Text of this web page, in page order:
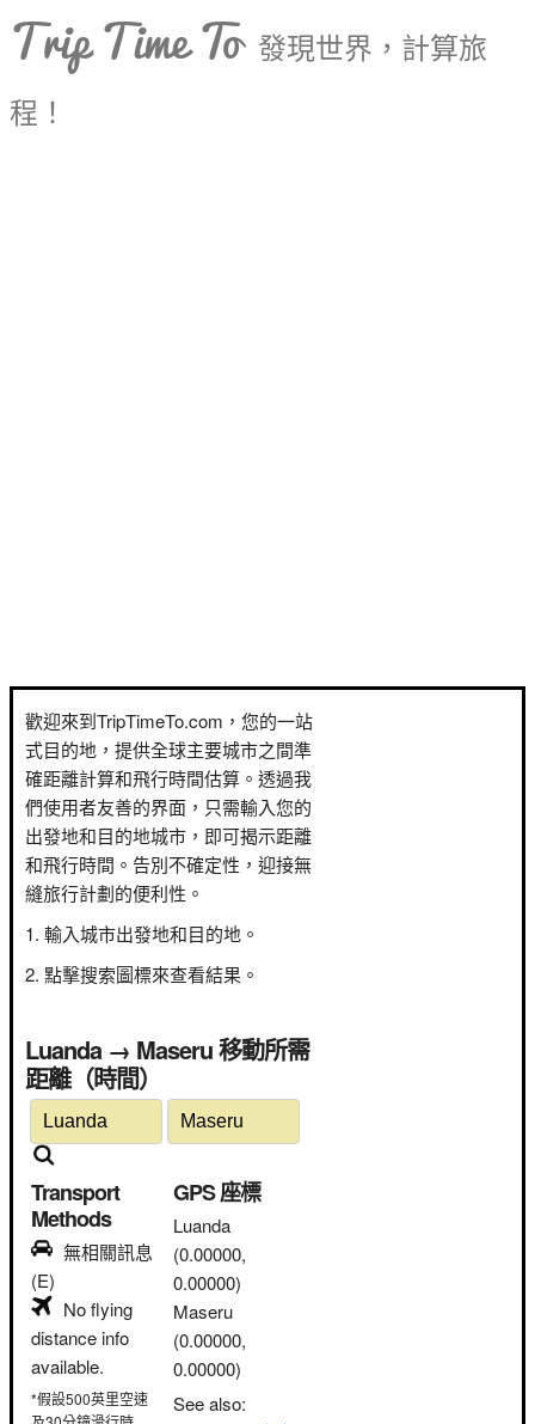
Trip Time To 發現世界，計算旅
程！
歡迎來到TripTimeTo.com，您的一站
式目的地，提供全球主要城市之間準
確距離計算和飛行時間估算。透過我
們使用者友善的界面，只需輸入您的
出發地和目的地城市，即可揭示距離
和飛行時間。告別不確定性，迎接無
縫旅行計劃的便利性。
輸入城市出發地和目的地。
點擊搜索圖標來查看結果。
Luanda → Maseru 移動所需
距離（時間）
Transport
Methods
無相關訊息
(E)
No flying
distance info
available.
*假設500英里空速
GPS 座標
Luanda
(0.00000,
0.00000)
Maseru
(0.00000,
0.00000)
See also: